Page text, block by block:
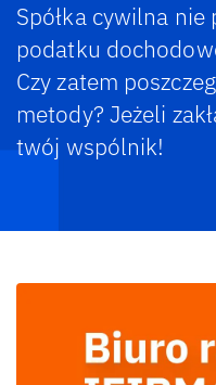
Spółka cywilna
podatku
Czy zatem
metody? Jeżeli
twój wspólnik!